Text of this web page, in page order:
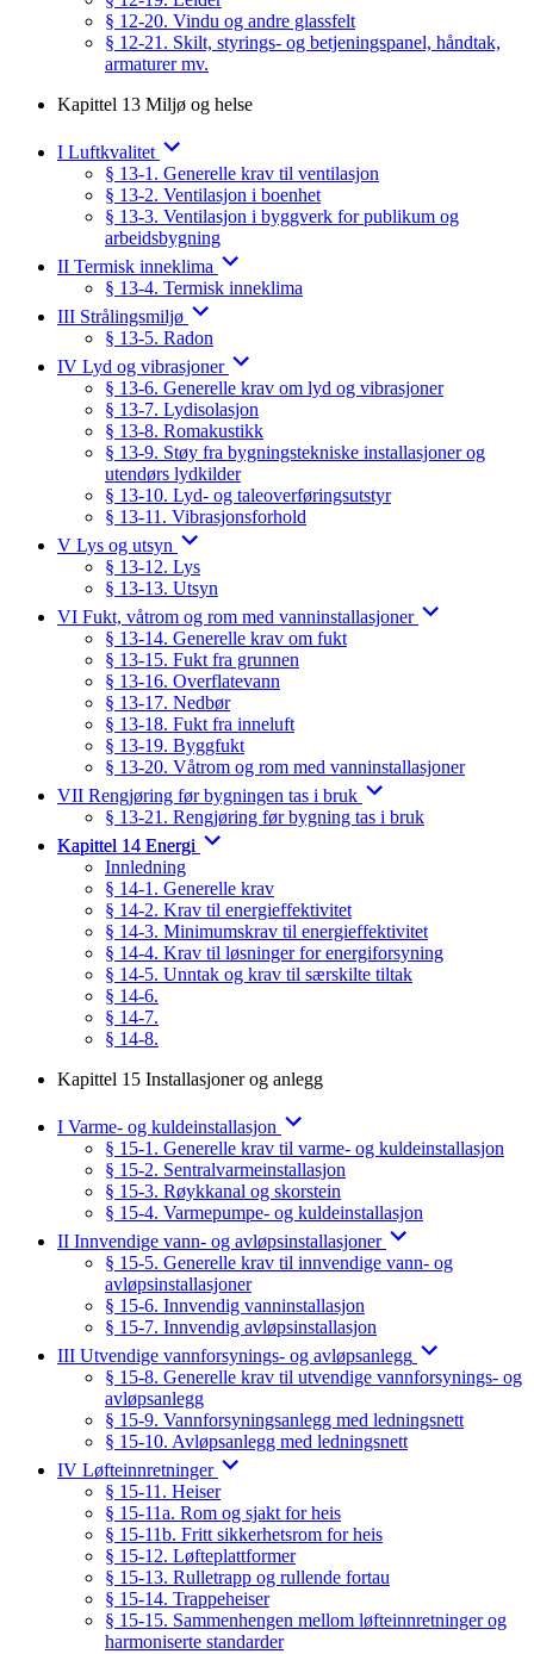
§ 12-20. Vindu og andre glassfelt
§ 12-21. Skilt, styrings- og betjeningspanel, håndtak,
armaturer mv.
Kapittel 13 Miljø og helse
I Luftkvalitet
§ 13-1. Generelle krav til ventilasjon
§ 13-2. Ventilasjon i boenhet
§ 13-3. Ventilasjon i byggverk for publikum og
arbeidsbygning
II Termisk inneklima
§ 13-4. Termisk inneklima
III Strålingsmiljø
§ 13-5. Radon
IV Lyd og vibrasjoner
§ 13-6. Generelle krav om lyd og vibrasjoner
§ 13-7. Lydisolasjon
§ 13-8. Romakustikk
§ 13-9. Støy fra bygningstekniske installasjoner og
utendørs lydkilder
§ 13-10. Lyd- og taleoverføringsutstyr
§ 13-11. Vibrasjonsforhold
V Lys og utsyn
§ 13-12. Lys
§ 13-13. Utsyn
VI Fukt, våtrom og rom med vanninstallasjoner
§ 13-14. Generelle krav om fukt
§ 13-15. Fukt fra grunnen
§ 13-16. Overflatevann
§ 13-17. Nedbør
§ 13-18. Fukt fra inneluft
§ 13-19. Byggfukt
§ 13-20. Våtrom og rom med vanninstallasjoner
VII Rengjøring før bygningen tas i bruk
§ 13-21. Rengjøring før bygning tas i bruk
Kapittel 14 Energi
Innledning
§ 14-1. Generelle krav
§ 14-2. Krav til energieffektivitet
§ 14-3. Minimumskrav til energieffektivitet
§ 14-4. Krav til løsninger for energiforsyning
§ 14-5. Unntak og krav til særskilte tiltak
§ 14-6.
§ 14-7.
§ 14-8.
Kapittel 15 Installasjoner og anlegg
I Varme- og kuldeinstallasjon
§ 15-1. Generelle krav til varme- og kuldeinstallasjon
§ 15-2. Sentralvarmeinstallasjon
§ 15-3. Røykkanal og skorstein
§ 15-4. Varmepumpe- og kuldeinstallasjon
II Innvendige vann- og avløpsinstallasjoner
§ 15-5. Generelle krav til innvendige vann- og
avløpsinstallasjoner
§ 15-6. Innvendig vanninstallasjon
§ 15-7. Innvendig avløpsinstallasjon
III Utvendige vannforsynings- og avløpsanlegg
§ 15-8. Generelle krav til utvendige vannforsynings- og
avløpsanlegg
§ 15-9. Vannforsyningsanlegg med ledningsnett
§ 15-10. Avløpsanlegg med ledningsnett
IV Løfteinnretninger
§ 15-11. Heiser
§ 15-11a. Rom og sjakt for heis
§ 15-11b. Fritt sikkerhetsrom for heis
§ 15-12. Løfteplattformer
§ 15-13. Rulletrapp og rullende fortau
§ 15-14. Trappeheiser
§ 15-15. Sammenhengen mellom løfteinnretninger og
harmoniserte standarder